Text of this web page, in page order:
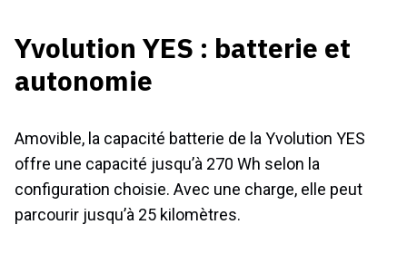
Yvolution YES : batterie et
autonomie
Amovible, la capacité batterie de la Yvolution YES
offre une capacité jusqu’à 270 Wh selon la
configuration choisie. Avec une charge, elle peut
parcourir jusqu’à 25 kilomètres.